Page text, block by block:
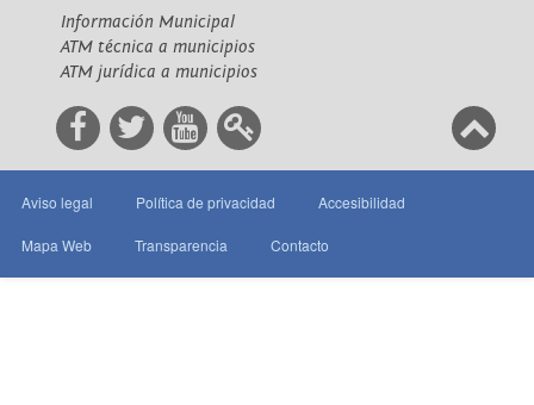
Información Municipal
ATM técnica a municipios
ATM jurídica a municipios
Aviso legal Política de privacidad Accesibilidad
Mapa Web Transparencia Contacto